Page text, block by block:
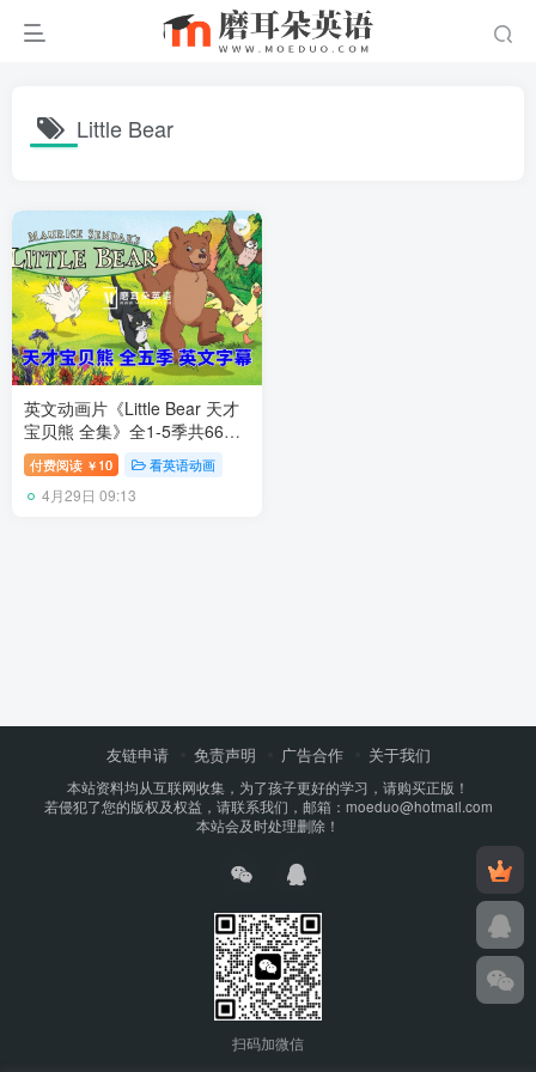
Little Bear
英文动画片《Little Bear 天才
宝贝熊 全集》全1-5季共66
集，标清视频带英文字幕，带
配套音频MP3，百度网盘下
载！
付费阅读 ￥ 10 看英语动画
4月29日 09:13
友链申请 免责声明 广告合作 关于我们
本站资料均从互联网收集，为了孩子更好的学习，请购买正版！
若侵犯了您的版权及权益，请联系我们，邮箱：moeduo@hotmail.com
本站会及时处理删除！
扫码加微信